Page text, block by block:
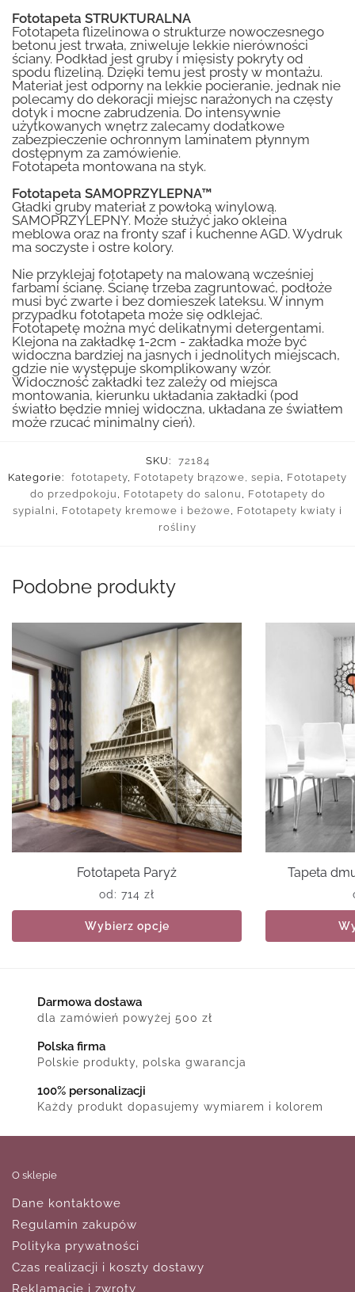
Fototapeta STRUKTURALNA
Fototapeta flizelinowa o strukturze nowoczesnego
betonu jest trwała, zniweluje lekkie nierówności
ściany. Podkład jest gruby i mięsisty pokryty od
spodu flizeliną. Dzięki temu jest prosty w montażu.
Materiał jest odporny na lekkie pocieranie, jednak nie
polecamy do dekoracji miejsc narażonych na częsty
dotyk i mocne zabrudzenia. Do intensywnie
użytkowanych wnętrz zalecamy dodatkowe
zabezpieczenie ochronnym laminatem płynnym
dostępnym za zamówienie.
Fototapeta montowana na styk.
Fototapeta SAMOPRZYLEPNA™
Gładki gruby materiał z powłoką winylową.
SAMOPRZYLEPNY. Może służyć jako okleina
meblowa oraz na fronty szaf i kuchenne AGD. Wydruk
ma soczyste i ostre kolory.
Nie przyklejaj fototapety na malowaną wcześniej
farbami ścianę. Ścianę trzeba zagruntować, podłoże
musi być zwarte i bez domieszek lateksu. W innym
przypadku fototapeta może się odklejać.
Fototapetę można myć delikatnymi detergentami.
Klejona na zakładkę 1-2cm - zakładka może być
widoczna bardziej na jasnych i jednolitych miejscach,
gdzie nie występuje skomplikowany wzór.
Widoczność zakładki tez zależy od miejsca
montowania, kierunku układania zakładki (pod
światło będzie mniej widoczna, układana ze światłem
może rzucać minimalny cień).
SKU:
72184
Kategorie:
fototapety, Fototapety brązowe, sepia, Fototapety
do przedpokoju , Fototapety do salonu , Fototapety do
sypialni , Fototapety kremowe i beżowe, Fototapety kwiaty i
rośliny
Podobne produkty
Fototapeta Paryż
od: 714 zł
Wybierz opcje
Tapeta
Darmowa dostawa
dla zamówień powyżej 500 zł
Polska firma
Polskie produkty, polska gwarancja
100% personalizacji
Każdy produkt dopasujemy wymiarem i kolorem
O sklepie
Dane kontaktowe
Regulamin zakupów
Polityka prywatności
Czas realizacji i koszty dostawy
Reklamacje i zwroty